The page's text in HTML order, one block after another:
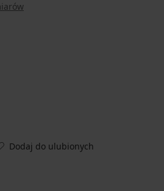
Dodaj do ulubionych